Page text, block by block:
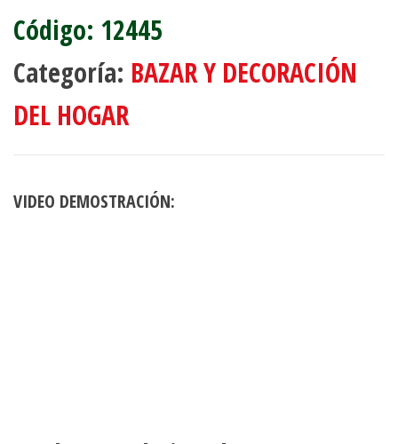
12445
Categoría: BAZAR Y DECORACIÓN
DEL HOGAR
VIDEO DEMOSTRACIÓN: